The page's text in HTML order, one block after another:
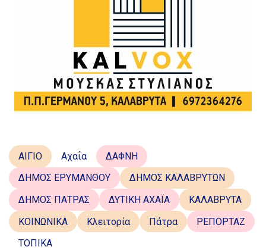
ΑΙΓΙΟ Αχαΐα
ΔΑΦΝΗ
ΔΗΜΟΣ ΕΡΥΜΑΝΘΟΥ
ΔΗΜΟΣ ΚΑΛΑΒΡΥΤΩΝ
ΔΗΜΟΣ ΠΑΤΡΑΣ
ΔΥΤΙΚΗ ΑΧΑΪΑ
ΚΑΛΑΒΡΥΤΑ
ΚΟΙΝΩΝΙΚΑ
Κλειτορία Πάτρα
ΡΕΠΟΡΤΑΖ
ΤΟΠΙΚΑ